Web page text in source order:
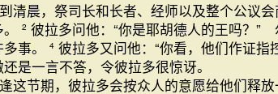
清晨，祭司长和长者、经师以及整个公议
2 彼拉多问他：“你是耶胡德人的王吗？”
事。
4 彼拉多又问他：“你看，他们作证
是一言不答，令彼拉多很惊讶。
这节期，彼拉多会按众人的意愿给他们释放